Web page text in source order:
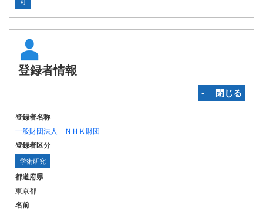
可
登録者情報
‐ 閉じる
登録者名称
一般財団法人 ＮＨＫ財団
登録者区分
学術研究
都道府県
東京都
名前